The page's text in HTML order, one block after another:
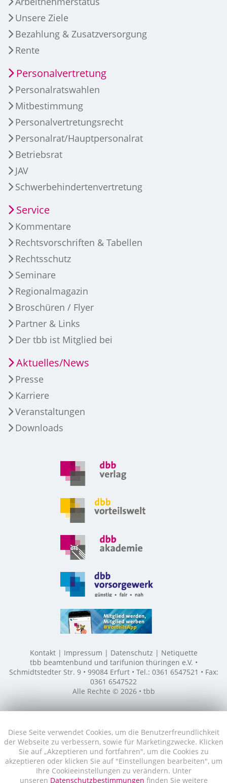
Diese Seite verwendet Cookies, um die Benutzerfreundlichkeit
der Webseite zu verbessern, sowie für Marketingzwecke. Klicken
Sie auf „Akzeptieren und fortfahren", um die Cookies zu
akzeptieren oder klicken Sie auf "Einstellungen bearbeiten", um
Ihre Cookieeinstellungen zu verändern. Unter
unseren Datenschutzbestimmungen finden Sie weitere
Unsere Ziele
Bezahlung & Zusatzversorgung
Rente
Personalvertretung
Personalratswahlen
Mitbestimmung
Personalvertretungsrecht
Personalrat/Hauptpersonalrat
Betriebsrat
JAV
Schwerbehindertenvertretung
Service
Kommentare
Rechtsvorschriften & Tabellen
Rechtsschutz
Seminare
Regionalmagazin
Broschüren / Flyer
Partner & Links
Der tbb ist Mitglied bei
Aktuelles/News
Presse
Karriere
Veranstaltungen
Downloads
Kontakt Impressum Datenschutz
Netiquette
tbb beamtenbund und tarifunion thüringen e.V. •
Schmidtstedter Str. 9 • 99084 Erfurt • Tel.: 0361 6547521 • Fax:
0361 6547522
Alle Rechte © 2026 • tbb